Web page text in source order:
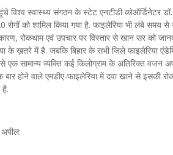
विश्व स्वास्थ्य संगठन के स्टेट एनटीडी कोऑर्डिनेटर
को शामिल किया गया है. फाइलेरिया भी लंबे समय से
रोकथाम एवं उपचार पर विस्तार से खान सर को
के ख़तरे में है. जबकि बिहार के सभी जिले फाइलेरिया
सामान्य व्यक्ति कई किलोग्राम के अतिरिक्त वजन
होने वाले एमडीए-फाइलेरिया में दवा खाने से इसकी